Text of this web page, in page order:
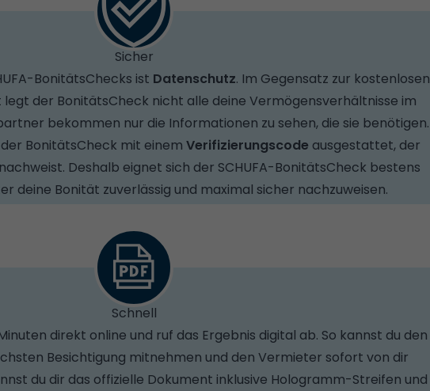
Sicher
BonitätsChecks ist Datenschutz. Im Gegensatz zur kostenlosen
legt der BonitätsCheck nicht alle deine Vermögensverhältnisse im
bekommen nur die Informationen zu sehen, die sie benötigen.
BonitätsCheck mit einem Verifizierungscode ausgestattet, der
Deshalb eignet sich der SCHUFA-BonitätsCheck bestens
deine Bonität zuverlässig und maximal sicher nachzuweisen.
Schnell
direkt online und ruf das Ergebnis digital ab. So kannst du den
Besichtigung mitnehmen und den Vermieter sofort von dir
du dir das offizielle Dokument inklusive Hologramm-Streifen und